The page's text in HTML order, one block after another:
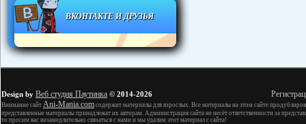
ВКОНТАКТЕ И ДРУЗЬЯ
Design by Веб студия Паутинка © 2014-2026
Внимание сайт Ani-Mania.com содержит материалы для взрослых. Все материалы на этом сайте
представленные материалы принадлежат их авторам. Администрация сайта не несёт ответственности за
то просим вас незамедлительно связаться с нами и мы удалим этот материал с сайта!